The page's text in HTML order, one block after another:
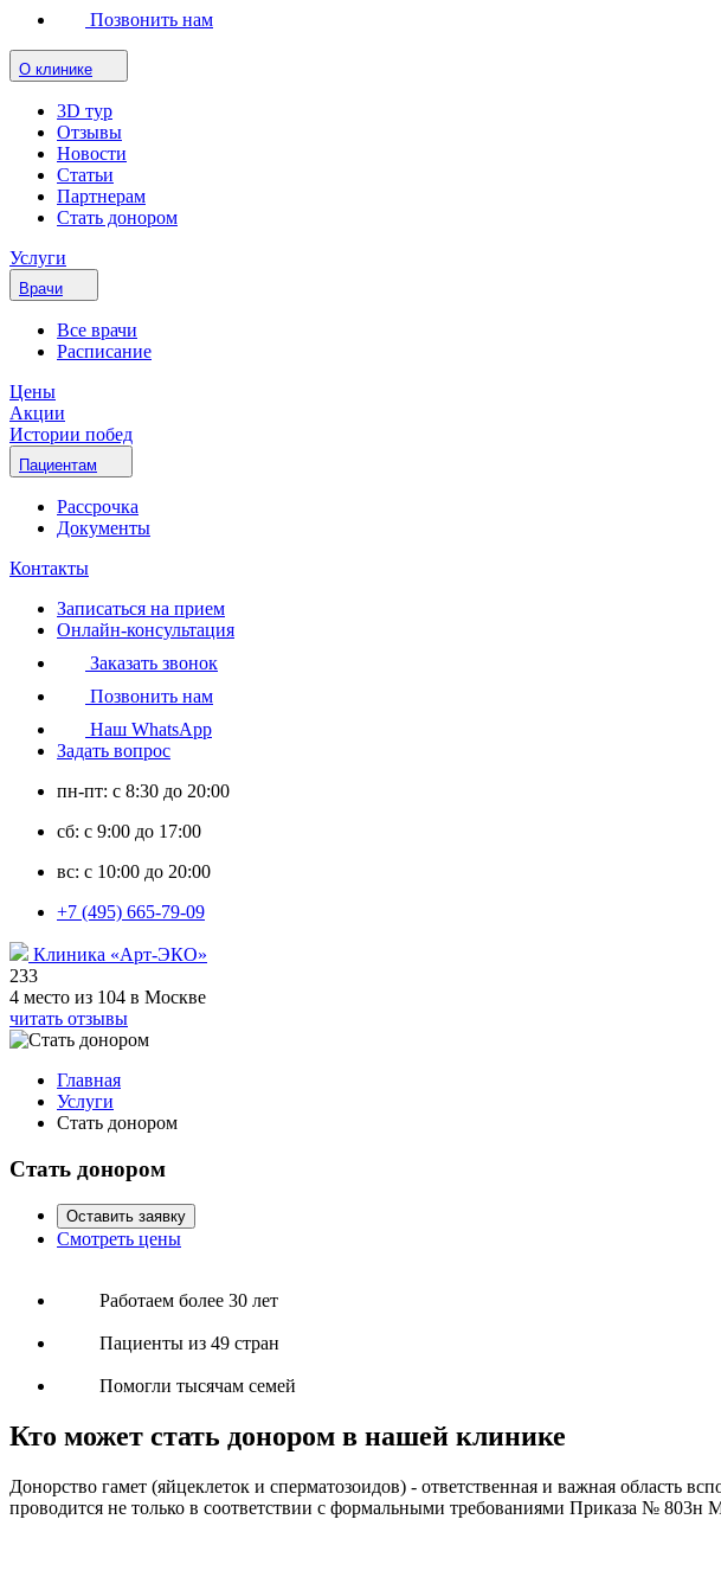
Позвонить нам
О клинике
3D тур
Отзывы
Новости
Статьи
Партнерам
Стать донором
Услуги
Врачи
Все врачи
Расписание
Цены
Акции
Истории побед
Пациентам
Рассрочка
Документы
Контакты
Записаться на прием
Онлайн-консультация
Заказать звонок
Позвонить нам
Наш WhatsApp
Задать вопрос
пн-пт: с 8:30 до 20:00
сб: с 9:00 до 17:00
вс: с 10:00 до 20:00
+7 (495) 665-79-09
Клиника «Арт-ЭКО»
233
4 место из 104 в Москве
читать отзывы
Главная
Услуги
Стать донором
Стать донором
Оставить заявку
Смотреть цены
Работаем более 30 лет
Пациенты из 49 стран
Помогли тысячам семей
Кто может стать донором в нашей клинике
Донорство гамет (яйцеклеток и сперматозоидов) - ответственная и важная область
проводится не только в соответствии с формальными требованиями Приказа № 803н